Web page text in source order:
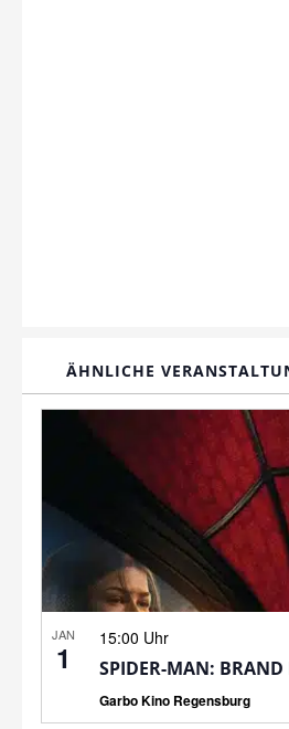
ÄHNLICHE
JAN
1
15:00 Uhr
SPIDER-MAN:
Garbo Kino Regensburg